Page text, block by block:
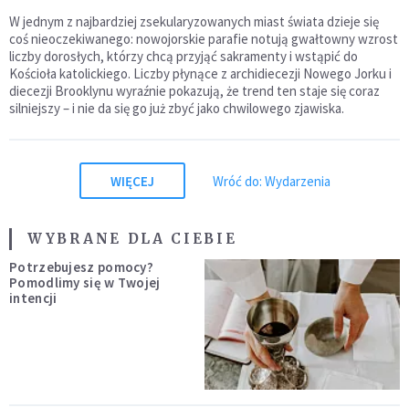
W jednym z najbardziej zsekularyzowanych miast świata dzieje się
coś nieoczekiwanego: nowojorskie parafie notują gwałtowny wzrost
liczby dorosłych, którzy chcą przyjąć sakramenty i wstąpić do
Kościoła katolickiego. Liczby płynące z archidiecezji Nowego Jorku i
diecezji Brooklynu wyraźnie pokazują, że trend ten staje się coraz
silniejszy – i nie da się go już zbyć jako chwilowego zjawiska.
WIĘCEJ Wróć do: Wydarzenia
WYBRANE DLA CIEBIE
Potrzebujesz pomocy?
Pomodlimy się w Twojej
intencji